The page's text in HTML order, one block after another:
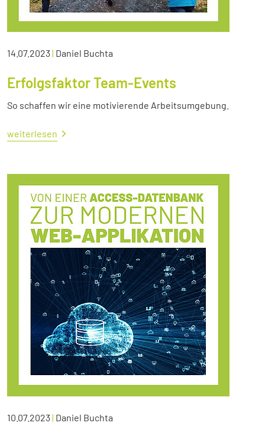
14.07.2023| Daniel Buchta
Erfolgsfaktor Team-Events
So schaffen wir eine motivierende Arbeitsumgebung.
weiterlesen
10.07.2023| Daniel Buchta